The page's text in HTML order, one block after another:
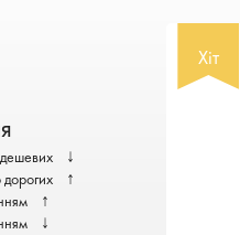
дешевих ↓
дорогих ↑
↑
↓
Хіт
Хіт